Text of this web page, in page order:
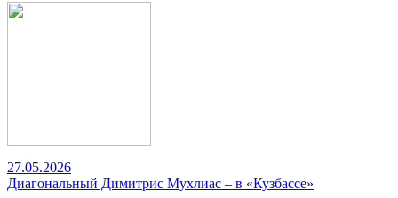
27.05.2026
Диагональный Димитрис Мухлиас – в «Кузбассе»